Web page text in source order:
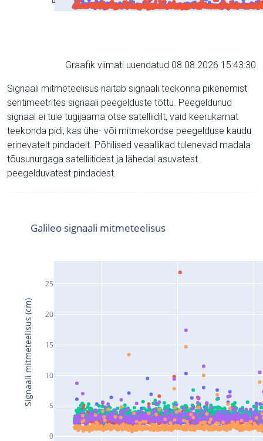
Graafik viimati uuendatud 08.08.2026 15:43:30
Signaali mitmeteelisus näitab signaali teekonna pikenemist
sentimeetrites signaali peegelduste tõttu. Peegeldunud
signaal ei tule tugijaama otse satelliidilt, vaid keerukamat
teekonda pidi, kas ühe- või mitmekordse peegelduse kaudu
erinevatelt pindadelt. Põhilised veaallikad tulenevad madala
tõusunurgaga satelliitidest ja lähedal asuvatest
peegelduvatest pindadest.
0
5
10
15
20
25
Galileo signaali mitmeteelisus
Signaali mitmeteelisus (cm)